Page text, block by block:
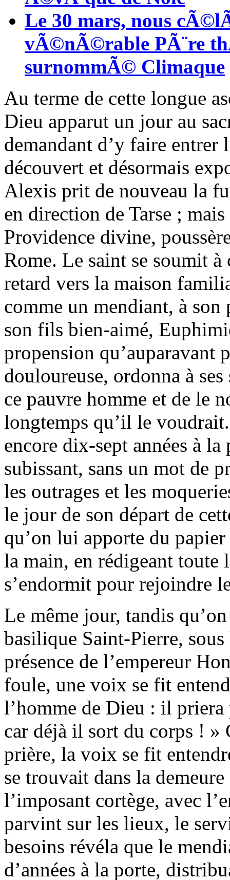
Le 30 mars, nous
vÃ©nÃ©rable PÃ¨re
surnommÃ© Climaque
Au terme de cette longue
Dieu apparut un jour au
demandant d’y faire
découvert et désormais
Alexis prit de nouveau la
en direction de Tarse ;
Providence divine,
Rome. Le saint se soumit
retard vers la maison
comme un mendiant, à
son fils bien-aimé,
propension qu’auparavant
douloureuse, ordonna à
ce pauvre homme et de le
longtemps qu’il le
encore dix-sept années à
subissant, sans un mot de
les outrages et les
le jour de son départ de
qu’on lui apporte du papier
la main, en rédigeant toute
s’endormit pour rejoindre
Le même jour, tandis
basilique Saint-Pierre,
présence de l’empereur
foule, une voix se fit
l’homme de Dieu : il
car déjà il sort du corps ! »
prière, la voix se fit
se trouvait dans la
l’imposant cortège, avec
parvint sur les lieux, le
besoins révéla que le
d’années à la porte,